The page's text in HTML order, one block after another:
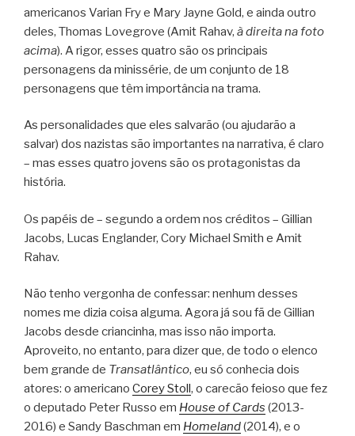
americanos Varian Fry e Mary Jayne Gold, e ainda outro
deles, Thomas Lovegrove (Amit Rahav, à direita na foto
acima). A rigor, esses quatro são os principais
personagens da minissérie, de um conjunto de 18
personagens que têm importância na trama.
As personalidades que eles salvarão (ou ajudarão a
salvar) dos nazistas são importantes na narrativa, é claro
– mas esses quatro jovens são os protagonistas da
história.
Os papéis de – segundo a ordem nos créditos – Gillian
Jacobs, Lucas Englander, Cory Michael Smith e Amit
Rahav.
Não tenho vergonha de confessar: nenhum desses
nomes me dizia coisa alguma. Agora já sou fã de Gillian
Jacobs desde criancinha, mas isso não importa.
Aproveito, no entanto, para dizer que, de todo o elenco
bem grande de Transatlântico, eu só conhecia dois
atores: o americano Corey Stoll, o carecão feioso que fez
o deputado Peter Russo em House of Cards (2013-
2016) e Sandy Baschman em Homeland(2014), e o